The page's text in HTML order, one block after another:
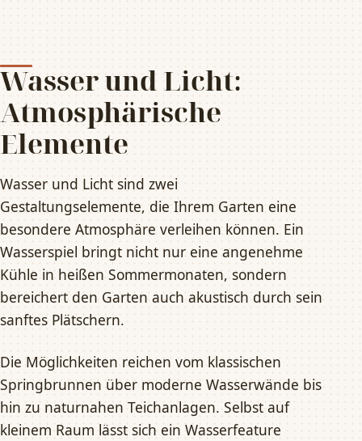
Wasser und Licht:
Atmosphärische
Elemente
Wasser und Licht sind zwei
Gestaltungselemente, die Ihrem Garten eine
besondere Atmosphäre verleihen können. Ein
Wasserspiel bringt nicht nur eine angenehme
Kühle in heißen Sommermonaten, sondern
bereichert den Garten auch akustisch durch sein
sanftes Plätschern.
Die Möglichkeiten reichen vom klassischen
Springbrunnen über moderne Wasserwände bis
hin zu naturnahen Teichanlagen. Selbst auf
kleinem Raum lässt sich ein Wasserfeature